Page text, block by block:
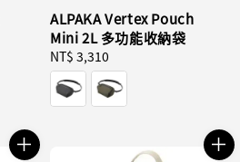
ALPAKA Vertex Pouch
Mini 2L 多功能收納袋
Regular
price
NT$ 3,310